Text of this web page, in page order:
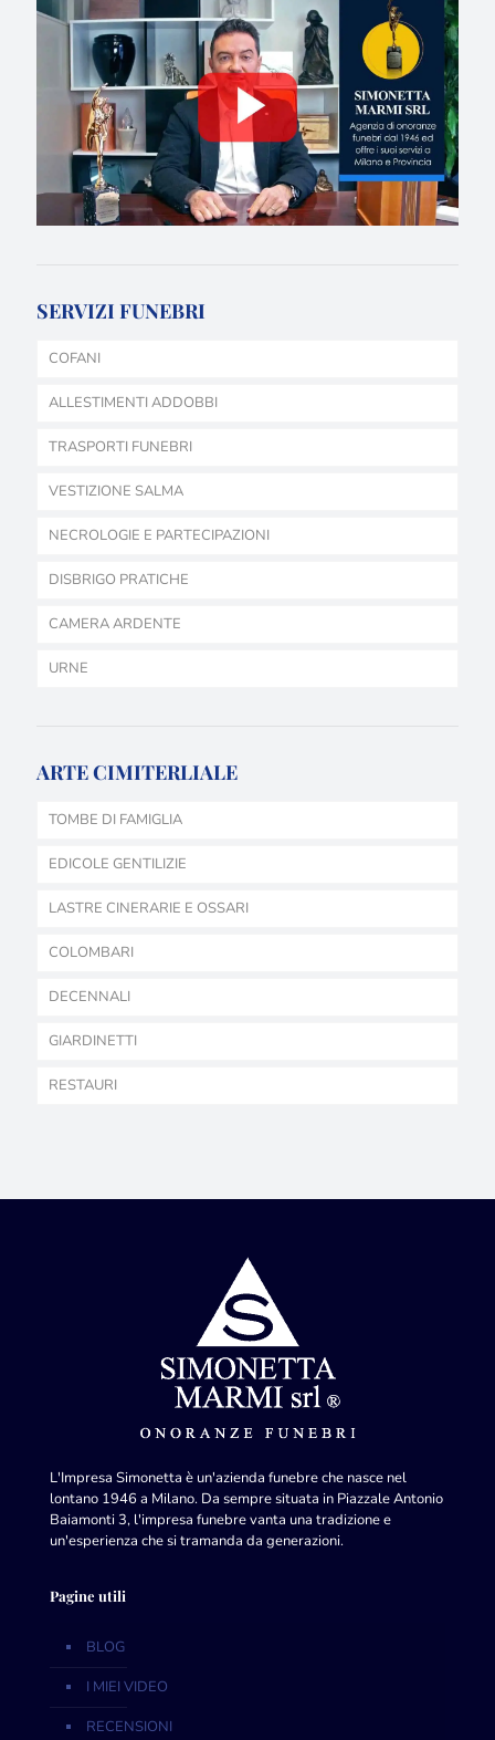
SERVIZI FUNEBRI
COFANI
ALLESTIMENTI ADDOBBI
TRASPORTI FUNEBRI
VESTIZIONE SALMA
NECROLOGIE E PARTECIPAZIONI
DISBRIGO PRATICHE
CAMERA ARDENTE
URNE
ARTE CIMITERLIALE
TOMBE DI FAMIGLIA
EDICOLE GENTILIZIE
LASTRE CINERARIE E OSSARI
COLOMBARI
DECENNALI
GIARDINETTI
RESTAURI
L'Impresa Simonetta è un'azienda funebre che nasce nel
lontano 1946 a Milano. Da sempre situata in Piazzale Antonio
Baiamonti 3, l'impresa funebre vanta una tradizione e
un'esperienza che si tramanda da generazioni.
Pagine utili
BLOG
I MIEI VIDEO
RECENSIONI